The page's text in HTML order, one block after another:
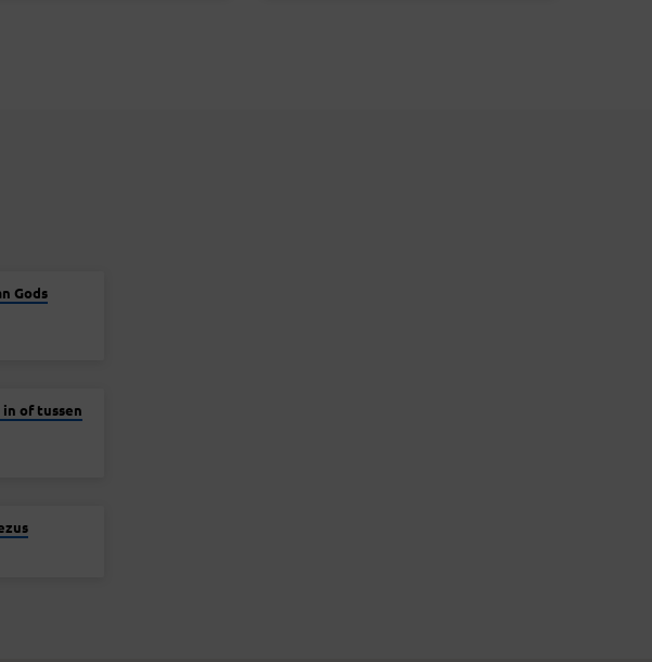
Gods
of tussen